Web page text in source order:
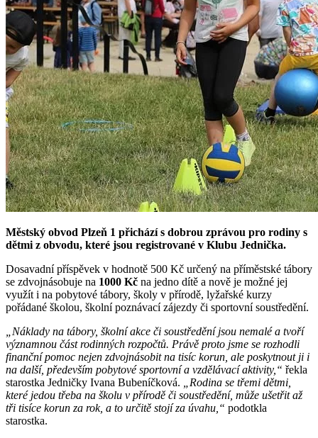
Městský obvod Plzeň 1 přichází s dobrou zprávou pro rodiny s
dětmi z obvodu, které jsou registrované v Klubu Jednička.
Dosavadní příspěvek v hodnotě 500 Kč určený na příměstské tábory
se zdvojnásobuje na 1000 Kč na jedno dítě a nově je možné jej
využít i na pobytové tábory, školy v přírodě, lyžařské kurzy
pořádané školou, školní poznávací zájezdy či sportovní soustředění.
„Náklady na tábory, školní akce či soustředění jsou nemalé a tvoří
významnou část rodinných rozpočtů. Právě proto jsme se rozhodli
finanční pomoc nejen zdvojnásobit na tisíc korun, ale poskytnout ji i
na další, především pobytové sportovní a vzdělávací aktivity,“ řekla
starostka Jedničky Ivana Bubeníčková. „Rodina se třemi dětmi,
které jedou třeba na školu v přírodě či soustředění, může ušetřit až
tři tisíce korun za rok, a to určitě stojí za úvahu,“ podotkla
starostka.